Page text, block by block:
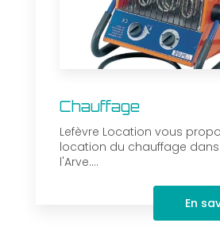
Chauffage
Lefèvre Location vous
location du chauffage
l'Arve....
En